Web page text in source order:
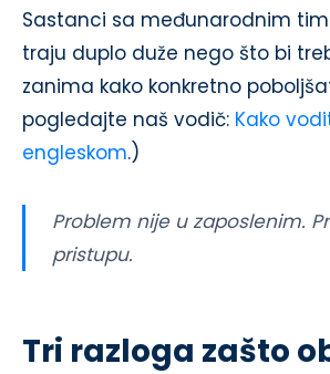
Sastanci sa međunarodnim
traju duplo duže nego što bi
zanima kako konkretno
pogledajte naš vodič: Kako
engleskom.)
Problem nije u zaposlenim.
pristupu.
Tri razloga zašto